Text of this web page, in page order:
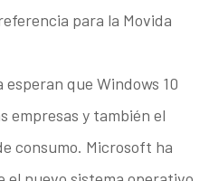
para la Movida
que Windows 10
empresas y también el
consumo. Microsoft ha